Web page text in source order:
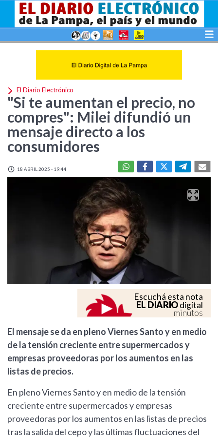
El Diario Electrónico
"Si te aumentan el precio, no
compres": Milei difundió un
mensaje directo a los
consumidores
18 ABRIL 2025 - 19:44
Escuchá esta nota
EL DIARIOdigital
minutos
El mensaje se da en pleno Viernes Santo y en medio
de la tensión creciente entre supermercados y
empresas proveedoras por los aumentos en las
listas de precios.
En pleno Viernes Santo y en medio de la tensión
creciente entre supermercados y empresas
proveedoras por los aumentos en las listas de precios
tras la salida del cepo y las últimas fluctuaciones del